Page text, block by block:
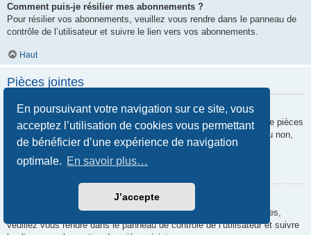
En poursuivant votre navigation sur ce site, vous
acceptez l’utilisation de cookies vous permettant
de bénéficier d’une expérience de navigation
optimale. En savoir plus…
J’accepte
Comment puis-je résilier mes abonnements ?
Pour résilier vos abonnements, veuillez vous rendre dans le panneau de
contrôle de l’utilisateur et suivre le lien vers vos abonnements.
Haut
Pièces jointes
Quelles pièces jointes sont autorisées sur ce forum ?
Chaque administrateur peut autoriser ou interdire certains types de pièces
jointes. Si vous n’êtes pas certain de savoir ce qui est autorisé ou non,
nous vous invitons à contacter un administrateur du forum.
Comment puis-je retrouver toutes mes pièces jointes ?
Pour retrouver la liste des pièces jointes que vous avez transférées,
veuillez vous rendre dans le panneau de contrôle de l’utilisateur et suivre